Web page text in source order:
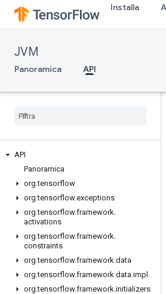
Installa
JVM
Panoramica API
API
Panoramica
org.tensorflow
org.tensorflow.exceptions
org.tensorflow.framework.
activations
org.tensorflow.framework.
constraints
org.tensorflow.framework.data
org.tensorflow.framework.data.impl
org.tensorflow.framework.initializers